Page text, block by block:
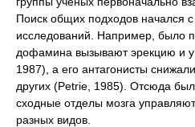
Поиск общих подходов начался
исследований. Например, было
дофамина вызывают эрекцию и у
1987), а его антагонисты
других (Petrie, 1985). Отсюда
сходные отделы мозга
разных видов.